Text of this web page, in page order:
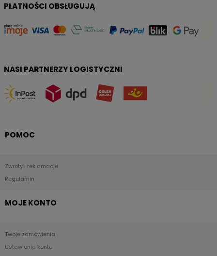
POMOC
Zwroty i reklamacje
Regulamin
MOJE KONTO
Twoje zamówienia
Ustawienia konta
PŁATNOŚCI OBSŁUGUJĄ
NASI PARTNERZY LOGISTYCZNI